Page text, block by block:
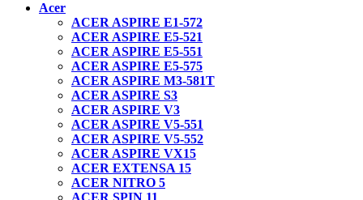
Acer
ACER ASPIRE E1-572
ACER ASPIRE E5-521
ACER ASPIRE E5-551
ACER ASPIRE E5-575
ACER ASPIRE M3-581T
ACER ASPIRE S3
ACER ASPIRE V3
ACER ASPIRE V5-551
ACER ASPIRE V5-552
ACER ASPIRE VX15
ACER EXTENSA 15
ACER NITRO 5